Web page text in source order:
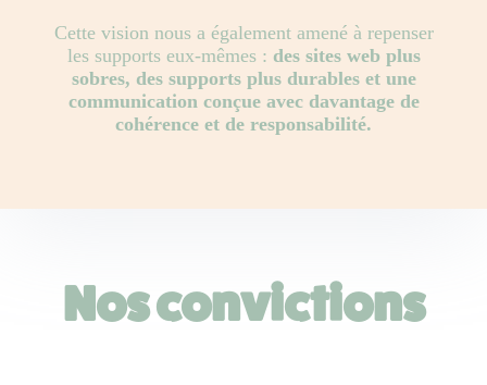
Cette vision nous a également amené à repenser
les supports eux-mêmes : des sites web plus
sobres, des supports plus durables et une
communication conçue avec davantage de
cohérence et de responsabilité.
Nos convictions